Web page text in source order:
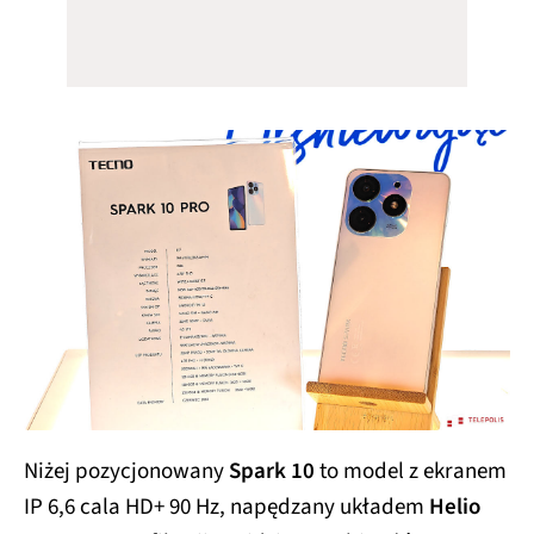
Niżej pozycjonowanySpark 10to model z ekranem
IP 6,6 cala HD+ 90 Hz, napędzany układem Helio